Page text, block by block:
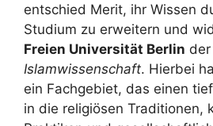
entschied Merit, ihr Wissen
Studium zu erweitern und
Freien Universität Berlin der
Islamwissenschaft. Hierbei
ein Fachgebiet, das einen
in die religiösen Traditionen,